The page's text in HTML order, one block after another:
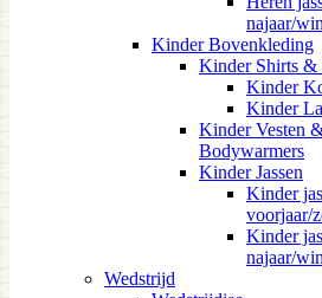
najaar/
Kinder Bovenkleding
Kinder Shirts &
Kinder
Kinder
Kinder Vesten
Bodywarmers
Kinder Jassen
Kinder
voorjaar/
Kinder
najaar/
Wedstrijd